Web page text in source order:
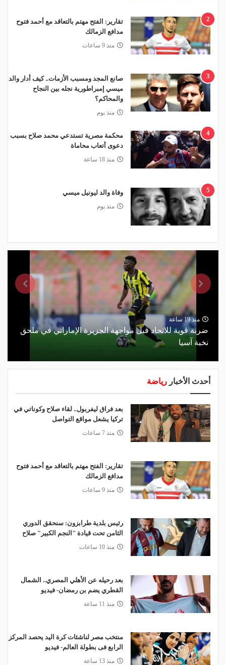
2
تقارير: الفتح مهتم بالتعاقد مع أحمد فتوح
مدافع الزمالك
منذ 9 ساعات
3
صانع المجد ومسبب الأزمات.. كيف أدار والد
ميسي إمبراطورية نجله بين النجاح
والمحاكم؟
منذ يوم
4
محكمة مصرية تستدعي محمد صلاح بسبب
دعوى أتعاب محاماة
منذ 18 ساعة
5 وفاة والد ليونيل ميسي
منذ يوم
منذ 19 ساعة
ضربة قوية للاتحاد قبل مواجهة الجزيرة الإماراتي في ملحق
نخبة آسيا
أحدث الأخبار رياضة
بعد فراق ليفربول.. لقاء صلاح وكوناتي في
تركيا يشعل مواقع التواصل
منذ 7 ساعات
تقارير: الفتح مهتم بالتعاقد مع أحمد فتوح
مدافع الزمالك
منذ 9 ساعات
رئيس بلدية طرابزون: سنحقق الدوري
الثامن تحت قيادة "النجم الكبير" صلاح
منذ 10 ساعات
بعد رحيله عن الأهلي المصري.. الشمال
القطري يضم بن رمضان- فيديو
منذ 11 ساعة
منتخب مصر لناشئات كرة اليد يحصد المركز
الرابع فى بطولة العالم- فيديو
منذ 13 ساعة